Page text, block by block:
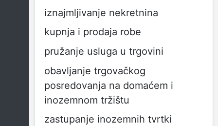
iznajmljivanje nekretnina
kupnja i prodaja robe
pružanje usluga u trgovini
obavljanje trgovačkog
posredovanja na domaćem i
inozemnom tržištu
zastupanje inozemnih tvrtki